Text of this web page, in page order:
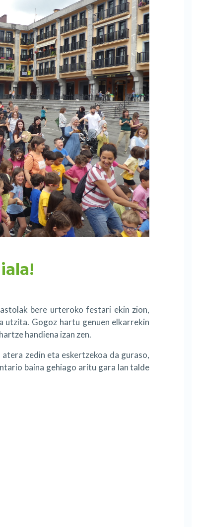
bere urteroko festari ekin zion,
utzita. Gogoz hartu genuen elkarrekin
handiena izan zen.
zedin eta eskertzekoa da guraso,
baina gehiago aritu gara lan talde